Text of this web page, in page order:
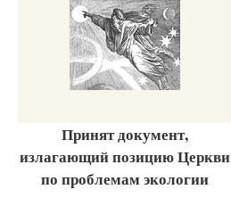
Принят документ,
излагающий позицию Церкви
по проблемам экологии